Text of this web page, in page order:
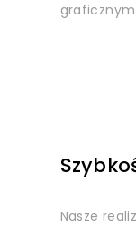
graficznym.
Nasze